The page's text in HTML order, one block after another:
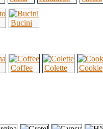
Bucini
Coffee Colette Cookie